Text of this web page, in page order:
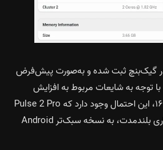
رم در گیک‌بنچ ثبت شده و به‌صورت پیش‌فرض
می‌کند. با توجه به شایعات مربوط به افزایش
حداقل رم موردنیاز در اندروید ۱۶، این احتمال وجود دارد که Pulse 2 Pro
برای دریافت پشتیبانی نرم‌افزاری بلندمدت، به نسخه سبک‌تر Android